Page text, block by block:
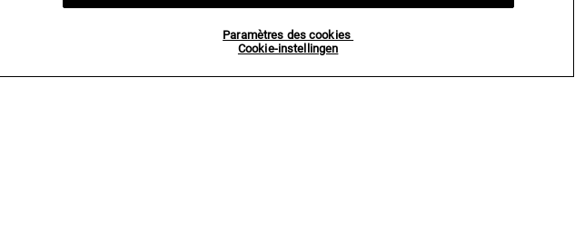
Paramètres des cookies
Cookie-instellingen